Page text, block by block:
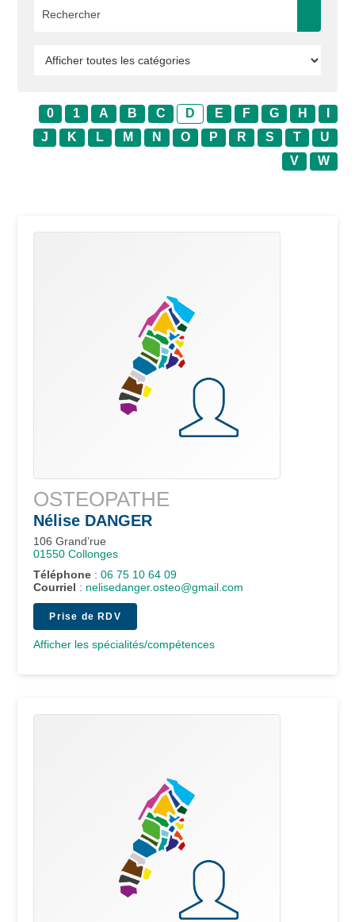
0 1 A B C D E F G H
J
K L M N O P R S T
U
V
W
OSTEOPATHE
Nélise DANGER
106 Grand’rue
01550 Collonges
Téléphone : 06 75 10 64 09
Courriel : nelisedanger.osteo@gmail.com
Prise de RDV
Afficher les spécialités/compétences